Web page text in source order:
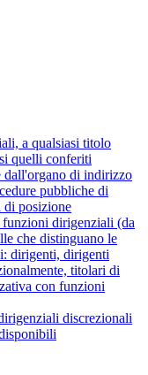
a qualsiasi titolo
quelli conferiti
dall'organo di indirizzo
pubbliche di
di posizione
dirigenziali (da
che distinguano le
dirigenti, dirigenti
titolari di
con funzioni
discrezionali